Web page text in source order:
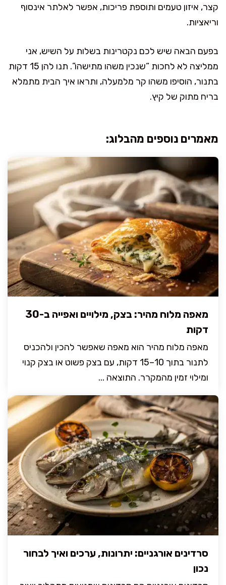
קצר, איזון טעמים ותוספת פריכות, אפשר לאלתר אינסוף
וריאציות.
בפעם הבאה שיש לכם נקטרינות בשלות על השיש, אני
ממליצה לא לחכות “שנכין משהו מתישהו”. תנו להן 15 דקות
בתנור, הוסיפו משהו קר מלמעלה, ותראו איך הבית מתמלא
בריח מתוק של קיץ.
מאמרים נוספים מהבלוג:
מאפה מלוח מהיר: בצק, מילויים ואפייה ב-30
דקות
מאפה מלוח מהיר הוא מאפה שאפשר להכין ולהכניס
לתנור בתוך 10–15 דקות, עם בצק פשוט או בצק קנוי
ומילוי זמין מהמקרר. התוצאה ...
סרדינים אורגניים: יתרונות, ערכים ואיך לבחור
נכון